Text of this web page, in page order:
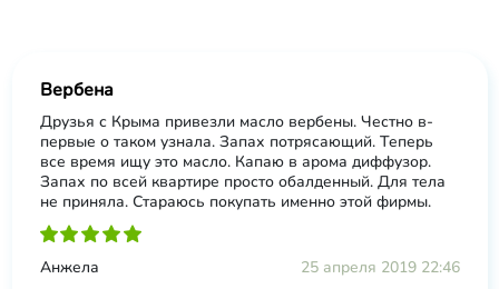
Вербена
Друзья с Крыма привезли масло вербены. Честно в-
первые о таком узнала. Запах потрясающий. Теперь
все время ищу это масло. Капаю в арома диффузор.
Запах по всей квартире просто обалденный. Для тела
не приняла. Стараюсь покупать именно этой фирмы.
Анжела
25 апреля 2019 22:46